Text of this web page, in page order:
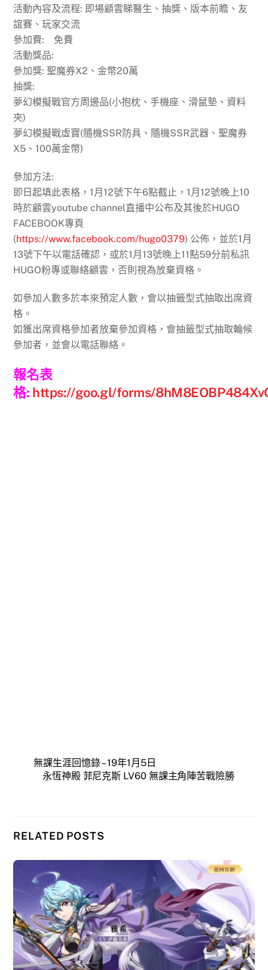
活動內容及流程: 即場顧雲睇醫生、抽獎、版本前瞻、友
誼賽、玩家交流
參加費: 免費
活動獎品:
參加獎: 聖魔券X2、金幣20萬
抽獎:
夢幻模擬戰官方周邊品(小抱枕、手機座、滑鼠墊、資料
夾)
夢幻模擬戰虛寶(隨機SSR防具、隨機SSR武器、聖魔券
X5、100萬金幣)
參加方法:
即日起填此表格，1月12號下午6點截止，1月12號晚上10
時於顧雲youtube channel直播中公布及其後於HUGO
FACEBOOK專頁
(https://www.facebook.com/hugo0379) 公佈，並於1月
13號下午以電話確認，或於1月13號晚上11點59分前私訊
HUGO粉專或聯絡顧雲，否則視為放棄資格。
如參加人數多於本來預定人數，會以抽籤型式抽取出席資
格。
如獲出席資格參加者放棄參加資格，會抽籤型式抽取輪候
參加者，並會以電話聯絡。
報名表
格: https://goo.gl/forms/
無課生涯回憶錄 – 19年1月5日
永恆神殿 菲尼克斯 LV60 無課主角陣苦戰險勝
RELATED POSTS